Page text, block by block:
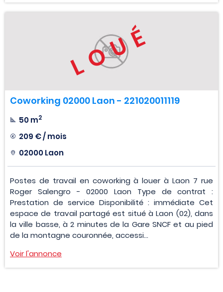
LOUÉ
Coworking 02000 Laon - 221020011119
50 m2
209 € / mois
02000 Laon
Postes de travail en coworking à louer à Laon 7 rue
Roger Salengro - 02000 Laon Type de contrat :
Prestation de service Disponibilité : immédiate Cet
espace de travail partagé est situé à Laon (02), dans
la ville basse, à 2 minutes de la Gare SNCF et au pied
de la montagne couronnée, accessi...
Voir l'annonce